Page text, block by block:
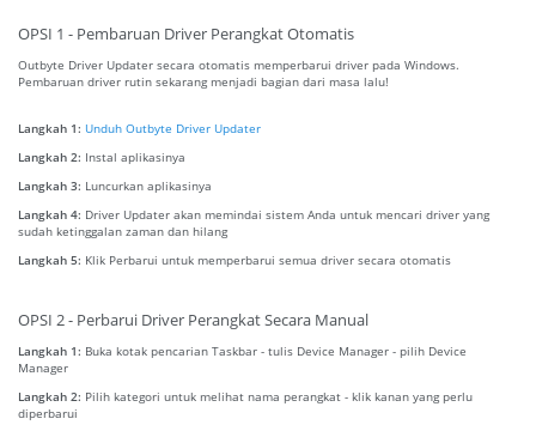
OPSI 1 - Pembaruan Driver Perangkat Otomatis
Outbyte Driver Updater secara otomatis memperbarui driver pada Windows.
Pembaruan driver rutin sekarang menjadi bagian dari masa lalu!
Langkah 1: Unduh Outbyte Driver Updater
Langkah 2: Instal aplikasinya
Langkah 3: Luncurkan aplikasinya
Langkah 4: Driver Updater akan memindai sistem Anda untuk mencari driver yang
sudah ketinggalan zaman dan hilang
Langkah 5: Klik Perbarui untuk memperbarui semua driver secara otomatis
OPSI 2 - Perbarui Driver Perangkat Secara Manual
Langkah 1: Buka kotak pencarian Taskbar - tulis Device Manager - pilih Device
Manager
Langkah 2: Pilih kategori untuk melihat nama perangkat - klik kanan yang perlu
diperbarui